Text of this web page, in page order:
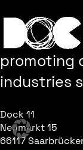
promoting
industries
Dock 11
Neumarkt 15
66117